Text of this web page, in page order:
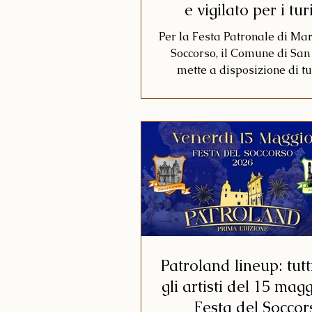
e vigilato per i
l'accordo tra
Diocesi e
Per la Festa Patronale di
Soccorso, il Comune di San
mette a disposizione di
vigilato da circa 150 posti,
presso lo spazio verde dei
Aperto in due fasce orarie
(10:00-15:00 e 18:00-01:00)
giorni della festa, nasce
collaborazione tra
Diocesi, Verux, Puma
Camper Club San
Patroland lineup: tutti
gli artisti del 15
Festa del